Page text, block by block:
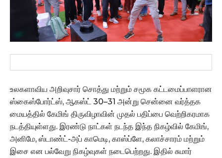
உலகளாவிய அறிவுசார் சொத்து மற்றும் சமூக கட்டமைப்பாளரான
ஸ்கைஸ்போர்ட்ஸ், ஆகஸ்ட் 30–31 அன்று சென்னை வர்த்தக
மையத்தில் கேமிங் திருவிழாவின் முதல் பதிப்பை வெற்றிகரமாக
நடத்தியுள்ளது. இரண்டு நாட்கள் நடந்த இந்த நிகழ்வில் கேமிங்,
அனிமே, ஸ்டாண்ட்-அப் காமெடி, காஸ்ப்ளே, கலாச்சாரம் மற்றும்
இசை என பல்வேறு நிகழ்வுகள் நடைபெற்றது. இதில் சுமார்